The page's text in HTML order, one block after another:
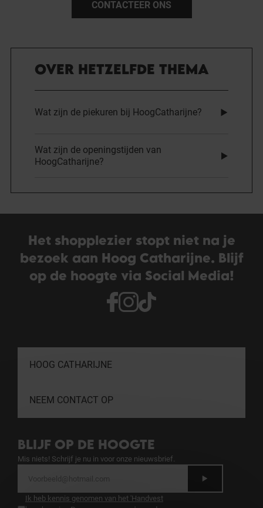
CONTACTEER ONS
OVER HETZELFDE THEMA
Wat zijn de piekuren bij HoogCatharijne?
Wat zijn de openingstijden van
HoogCatharijne?
Het shopplezier stopt niet na je
bezoek aan Hoog Catharijne. Blijf
op de hoogte via Social Media!
HOOG CATHARIJNE
NEEM CONTACT OP
BLIJF OP DE HOOGTE
Mis niets! Schrijf je nu in voor onze nieuwsbrief.
Ik heb kennis genomen van het 'Handvest